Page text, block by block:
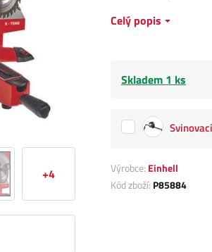
+4
Celý popis
Skladem 1 ks
Výrobce: Einhell
Kód zboží: P85884